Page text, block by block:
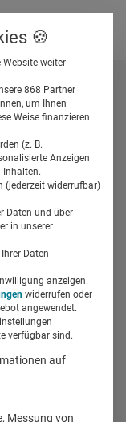
🍪
Website weiter
868 Partner
um Ihnen
Weise finanzieren
(z. B.
Anzeigen
Inhalten.
(jederzeit widerrufbar)
Daten und über
in unserer
Daten
anzeigen.
widerrufen oder
angewendet.
verfügbar sind.
auf
Messung von